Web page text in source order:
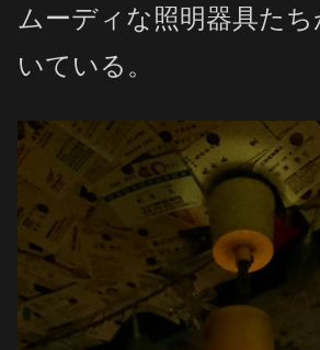
ムーディな照明器具た
いている。